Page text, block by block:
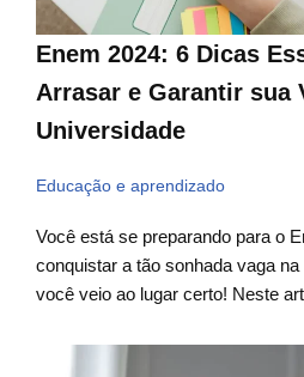
Enem 2024: 6 Dicas
Arrasar e Garantir sua
Universidade
Educação e aprendizado
Você está se preparando para o
conquistar a tão sonhada vaga
você veio ao lugar certo! Neste